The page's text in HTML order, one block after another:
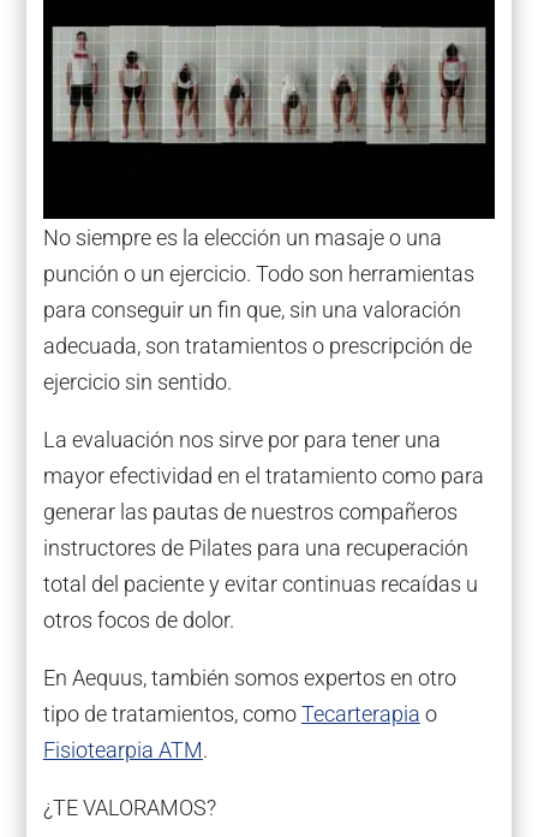
No siempre es la elección un masaje o una
punción o un ejercicio. Todo son herramientas
para conseguir un fin que, sin una valoración
adecuada, son tratamientos o prescripción de
ejercicio sin sentido.
La evaluación nos sirve por para tener una
mayor efectividad en el tratamiento como para
generar las pautas de nuestros compañeros
instructores de Pilates para una recuperación
total del paciente y evitar continuas recaídas u
otros focos de dolor.
En Aequus, también somos expertos en otro
tipo de tratamientos, comoTecarterapia o
Fisiotearpia ATM.
¿TE VALORAMOS?